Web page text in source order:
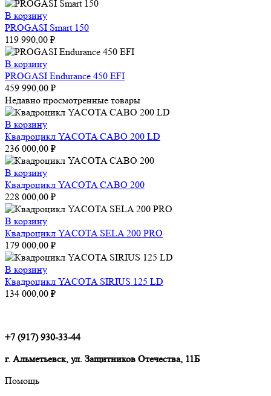
В корзину
PROGASI Smart 150
119 990,00 ₽
В корзину
PROGASI Endurance 450 EFI
459 990,00 ₽
Недавно просмотренные товары
В корзину
Квадроцикл YACOTA CABO 200 LD
236 000,00 ₽
В корзину
Квадроцикл YACOTA CABO 200
228 000,00 ₽
В корзину
Квадроцикл YACOTA SELA 200 PRO
179 000,00 ₽
В корзину
Квадроцикл YACOTA SIRIUS 125 LD
134 000,00 ₽
+7 (917) 930-33-44
г. Альметьевск, ул. Защитников Отечества, 11Б
Помощь